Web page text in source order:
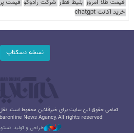
قیمت طلا امروز بلیط قطار شرکت رادوکو قیمت
خرید اکانت chatgpt
نسخه دسکتاپ
تمامی حقوق این سایت برای خبرآنلاین محفوظ است.
News Agancy, All rights reserved
طراحی و تولید: